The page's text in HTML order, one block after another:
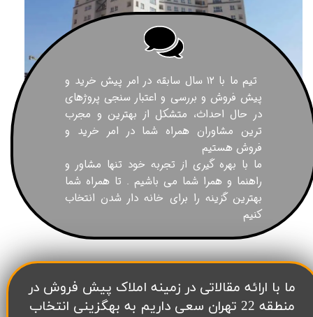
پروژه هایی که تحویل داده شده است عبارت است
ازپروژه الماس بهداری
تیم ما با ۱۲ سال سابقه در امر پیش خرید و
پیش فروش و بررسی و اعتبار سنجی پروژهای
در حال احداث، متشکل از بهترین و مجرب
ترین مشاوران همراه شما در امر خرید و
فروش هستیم
ما با بهره گیری از تجربه خود تنها مشاور و
راهنما و همرا شما می باشیم . تا همراه شما
بهترین گزینه را برای خانه دار شدن انتخاب
کنیم
​ما با ارائه مقالاتی در زمینه املاک پیش فروش در
منطقه 22 تهران سعی داریم به بهگزینی انتخاب